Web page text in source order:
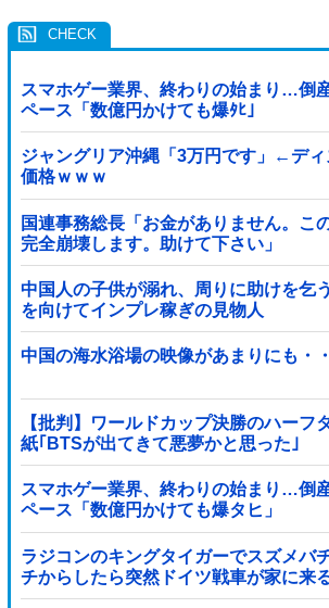
スマホゲー業界、終わりの始まり…倒
ペース「数億円かけても爆ﾀﾋ」
ジャングリア沖縄「3万円です」←デ
価格ｗｗｗ
国連事務総長「お金がありません。こ
完全崩壊します。助けて下さい」
中国人の子供が溺れ、周りに助けを乞
を向けてインプレ稼ぎの見物人
中国の海水浴場の映像があまりにも・
【批判】ワールドカップ決勝のハーフ
紙｢BTSが出てきて悪夢かと思った｣
スマホゲー業界、終わりの始まり…倒
ペース「数億円かけても爆タヒ」
ラジコンのキングタイガーでスズメバ
チからしたら突然ドイツ戦車が家に来
の反応】